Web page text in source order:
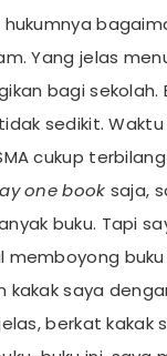
Yang jelas
bagi sekolah.
sedikit.
cukup
one book saja,
buku. Tapi
buku
kakak saya
berkat kakak